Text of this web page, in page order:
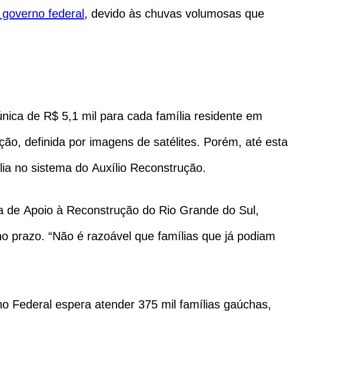
federal, devido às chuvas volumosas que
de R$ 5,1 mil para cada família residente em
definida por imagens de satélites. Porém, até esta
no sistema do Auxílio Reconstrução.
Apoio à Reconstrução do Rio Grande do Sul,
prazo. “Não é razoável que famílias que já podiam
Federal espera atender 375 mil famílias gaúchas,